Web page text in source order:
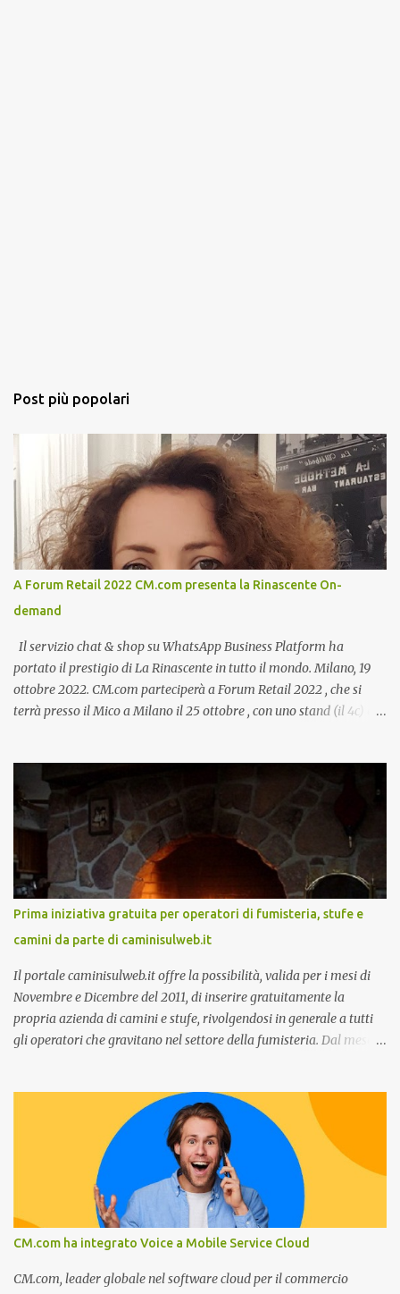
Post più popolari
A Forum Retail 2022 CM.com presenta la Rinascente On-
demand
Il servizio chat & shop su WhatsApp Business Platform ha
portato il prestigio di La Rinascente in tutto il mondo. Milano, 19
ottobre 2022. CM.com parteciperà a Forum Retail 2022 , che si
terrà presso il Mico a Milano il 25 ottobre , con uno stand (il 4c) e
tramite WhatsApp Business ”. Il primo appuntamento è per le ore
14:30 con Cristina Parigi, Country Manager di CM.com Italia, che
terrà una presentazione dal titolo:” Il presente e futuro del
Customer care omnicanale: come incontrare le aspettative dei
clienti ”. I punti che verranno affrontati sono il Customer care, lo
stato dell’arte e i punti di miglioramento, quali i molteplici canali di
comunicazione e quali utilizzare in ottica di miglioramento, le
previsioni da oggi al 2030 su come rispondere alle aspettative del
c...
Prima iniziativa gratuita per operatori di fumisteria, stufe e
camini da parte di caminisulweb.it
Il portale caminisulweb.it offre la possibilità, valida per i mesi di
Novembre e Dicembre del 2011, di inserire gratuitamente la
propria azienda di camini e stufe, rivolgendosi in generale a tutti
gli operatori che gravitano nel settore della fumisteria. Dal mese di
impianti di riscaldamento, stufe e camini, e fumisteria in generale
offre la registrazione gratuita a vantaggio di tutte le aziende
operanti nel settore. E’ possibile infatti all’interno del sito inserire
gratuitamente i propri dati aziendali, indirizzi, recapiti, recensione
(che verrà corretta, migliorata e modificata all’occorrenza da
redattori specializzati), immagini dei prodotti e fino a un massimo
di 5 servizi e prodotti specificandone uno o più principali. Le
aziende vengono ordinate all’interno delle varie categorie in base a
un algoritmo di ordina...
CM.com ha integrato Voice a Mobile Service Cloud
CM.com, leader globale nel software cloud per il commercio